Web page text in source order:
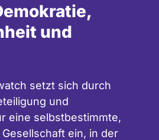
und
setzt sich durch
und
eine selbstbestimmte,
ein, in der